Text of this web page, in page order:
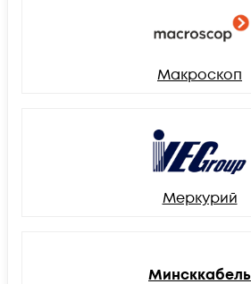
Макроскоп
Меркурий
Минсккабель